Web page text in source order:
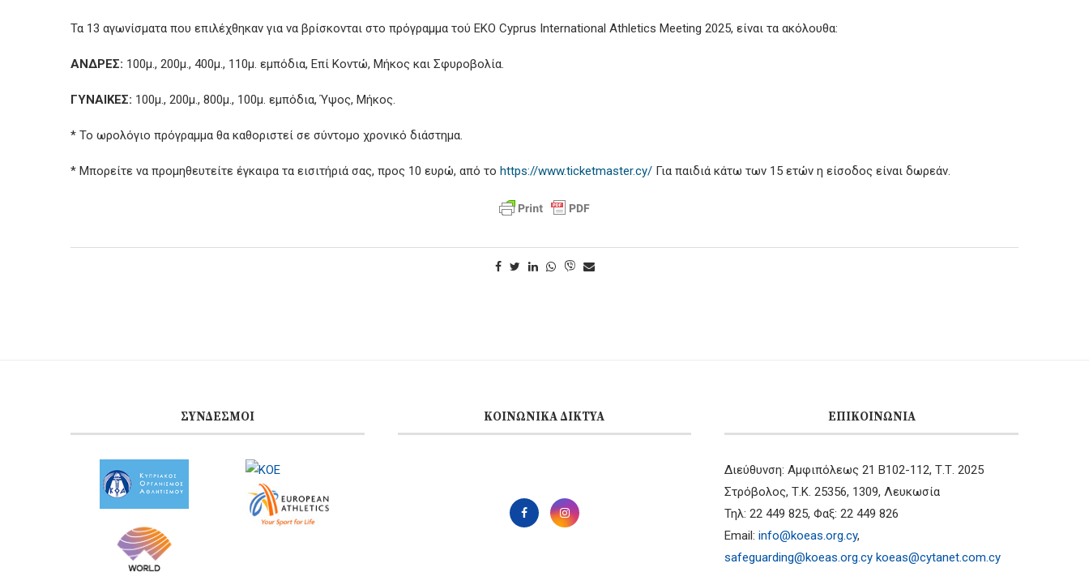
Τα 13 αγωνίσματα που επιλέχθηκαν για να βρίσκονται στο πρόγραμμα τού EKO Cyprus International Athletics Meeting 2025, είναι τα ακόλουθα:
ΑΝΔΡΕΣ: 100μ., 200μ., 400μ., 110μ. εμπόδια, Επί Κοντώ, Μήκος και Σφυροβολία.
ΓΥΝΑΙΚΕΣ: 100μ., 200μ., 800μ., 100μ. εμπόδια, Ύψος, Μήκος.
* Το ωρολόγιο πρόγραμμα θα καθοριστεί σε σύντομο χρονικό διάστημα.
* Μπορείτε να προμηθευτείτε έγκαιρα τα εισιτήριά σας, προς 10 ευρώ, από το https://www.ticketmaster.cy/ Για παιδιά κάτω των 15 ετών η είσοδος είναι δωρεάν.
ΣΎΝΔΕΣΜΟΙ ΚΟΙΝΩΝΙΚΆ ΔΊΚΤΥΑ ΕΠΙΚΟΙΝΩΝΊΑ
Διεύθυνση: Αμφιπόλεως 21 B102-112, Τ.Τ. 2025
Στρόβολος, Τ.Κ. 25356, 1309, Λευκωσία
Τηλ: 22 449 825, Φαξ: 22 449 826
Email:info@koeas.org.cy,
safeguarding@koeas.org.cy koeas@cytanet.com.cy